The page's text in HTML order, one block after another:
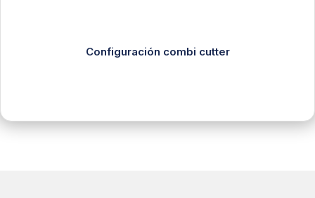
Configuración combi cutter